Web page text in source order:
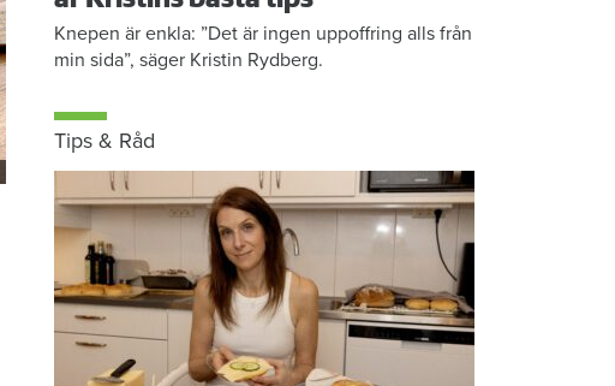
Knepen är enkla: ”Det är ingen uppoffring alls från
min sida”, säger Kristin Rydberg.
Tips & Råd